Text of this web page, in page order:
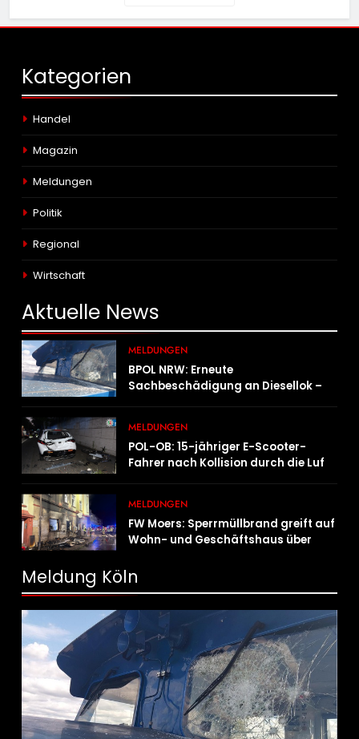
Kategorien
Handel
Magazin
Meldungen
Politik
Regional
Wirtschaft
Aktuelle News
MELDUNGEN
BPOL NRW: Erneute
Sachbeschädigung an Diesellok –
MELDUNGEN
POL-OB: 15-jähriger E-Scooter-
Fahrer nach Kollision durch die Luft
MELDUNGEN
FW Moers: Sperrmüllbrand greift auf
Wohn- und Geschäftshaus über
Meldung Köln